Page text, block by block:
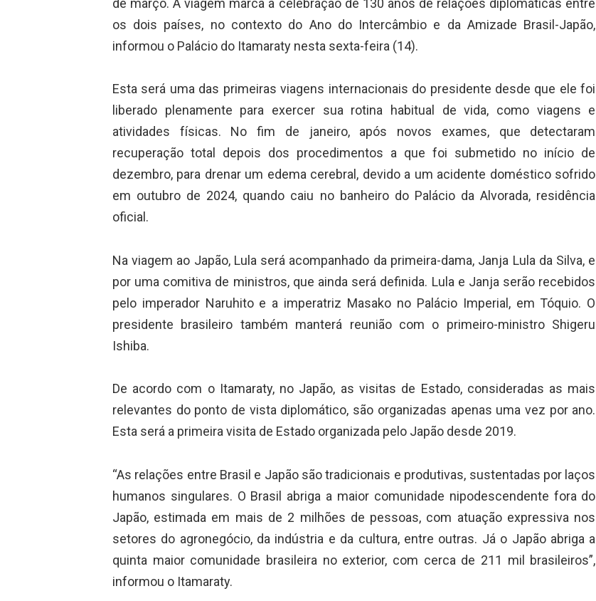
os dois países, no contexto do Ano do Intercâmbio e da Amizade Brasil-Japão,
informou o Palácio do Itamaraty nesta sexta-feira (14).
Esta será uma das primeiras viagens internacionais do presidente desde que ele foi
liberado plenamente para exercer sua rotina habitual de vida, como viagens e
atividades físicas. No fim de janeiro, após novos exames, que detectaram
recuperação total depois dos procedimentos a que foi submetido no início de
dezembro, para drenar um edema cerebral, devido a um acidente doméstico sofrido
em outubro de 2024, quando caiu no banheiro do Palácio da Alvorada, residência
oficial.
Na viagem ao Japão, Lula será acompanhado da primeira-dama, Janja Lula da Silva, e
por uma comitiva de ministros, que ainda será definida. Lula e Janja serão recebidos
pelo imperador Naruhito e a imperatriz Masako no Palácio Imperial, em Tóquio. O
presidente brasileiro também manterá reunião com o primeiro-ministro Shigeru
Ishiba.
De acordo com o Itamaraty, no Japão, as visitas de Estado, consideradas as mais
relevantes do ponto de vista diplomático, são organizadas apenas uma vez por ano.
Esta será a primeira visita de Estado organizada pelo Japão desde 2019.
“As relações entre Brasil e Japão são tradicionais e produtivas, sustentadas por laços
humanos singulares. O Brasil abriga a maior comunidade nipodescendente fora do
Japão, estimada em mais de 2 milhões de pessoas, com atuação expressiva nos
setores do agronegócio, da indústria e da cultura, entre outras. Já o Japão abriga a
quinta maior comunidade brasileira no exterior, com cerca de 211 mil brasileiros”,
informou o Itamaraty.